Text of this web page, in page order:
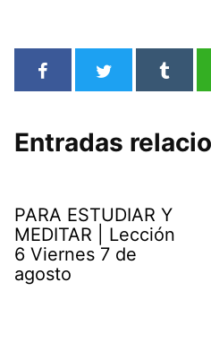
Entradas
PARA ESTUDIAR Y
MEDITAR | Lección
6 Viernes 7 de
agosto